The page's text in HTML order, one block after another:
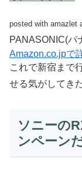
posted with amazlet
PANASONIC(パ
Amazon.co.jpで
これで新宿まで
せる気がしてき
ソニーの
ンペーン